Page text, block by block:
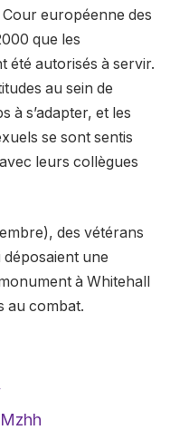
Cour européenne des
que les
été autorisés à servir.
au sein de
à s’adapter, et les
se sont sentis
leurs collègues
des vétérans
déposaient une
à Whitehall
au combat.